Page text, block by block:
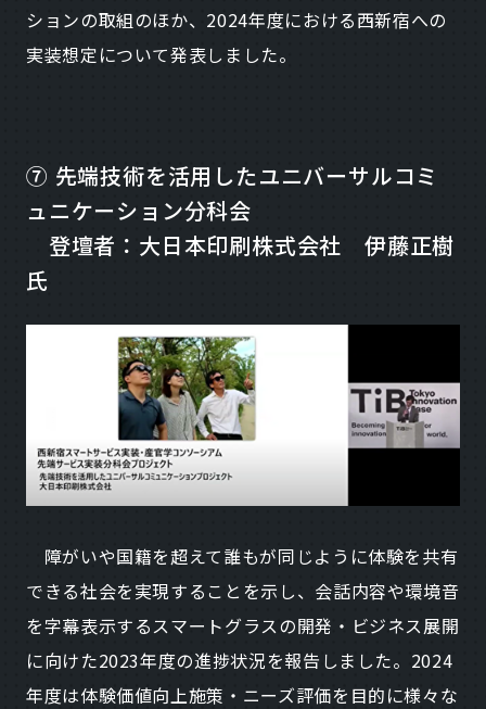
ションの取組のほか、2024年度における西新宿への
実装想定について発表しました。
⑦ 先端技術を活用したユニバーサルコミ
ュニケーション分科会
登壇者：大日本印刷株式会社 伊藤正樹
氏
障がいや国籍を超えて誰もが同じように体験を共有
できる社会を実現することを示し、会話内容や環境音
を字幕表示するスマートグラスの開発・ビジネス展開
に向けた2023年度の進捗状況を報告しました。2024
年度は体験価値向上施策・ニーズ評価を目的に様々な